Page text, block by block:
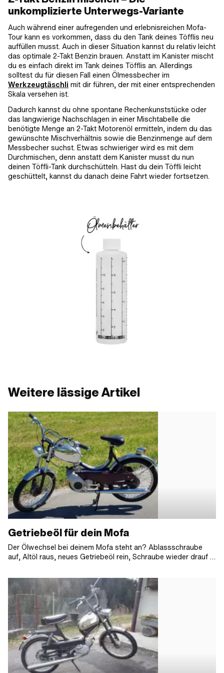
unkomplizierte Unterwegs-Variante
Auch während einer aufregenden und erlebnisreichen Mofa-
Tour kann es vorkommen, dass du den Tank deines Töfflis neu
auffüllen musst. Auch in dieser Situation kannst du relativ leicht
das optimale 2-Takt Benzin brauen. Anstatt im Kanister mischt
du es einfach direkt im Tank deines Töfflis an. Allerdings
solltest du für diesen Fall einen Ölmessbecher im
Werkzeugtäschli mit dir führen, der mit einer entsprechenden
Skala versehen ist.
Dadurch kannst du ohne spontane Rechenkunststücke oder
das langwierige Nachschlagen in einer Mischtabelle die
benötigte Menge an 2-Takt Motorenöl ermitteln, indem du das
gewünschte Mischverhältnis sowie die Benzinmenge auf dem
Messbecher suchst. Etwas schwieriger wird es mit dem
Durchmischen, denn anstatt dem Kanister musst du nun
deinen Töffli-Tank durchschütteln. Hast du dein Töffli leicht
geschüttelt, kannst du danach deine Fahrt wieder fortsetzen.
Weitere lässige Artikel
Getriebeöl für dein Mofa
Der Ölwechsel bei deinem Mofa steht an? Ablassschraube
auf, Altöl raus, neues Getriebeöl rein, Schraube wieder drauf –
Sicher, ein Ölwechsel ist kein Hexenwerk und man muss dafür
auch kein Ingenieursstudium absolviert haben. Aber es gibt
doch ein paar Dinge beim Ölwechsel zu beachten. Die Wahl
des richtigen Öls zum Beispiel. In diesem Artikel bekommst du
einige Tipps, um den passenden Schmierstoff für dein Töffli zu
finden.